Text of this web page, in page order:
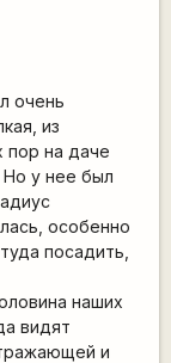
очень
из
пор на даче
Но у нее был
особенно
посадить,
наших
видят
и